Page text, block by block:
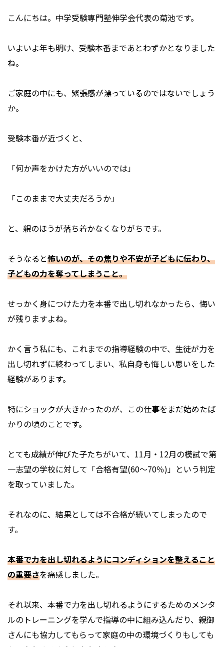
こんにちは。中学受験専門塾伸学会代表の菊池です。
いよいよ年も明け、受験本番まであとわずかとなりました
ね。
ご家庭の中にも、緊張感が漂っているのではないでしょう
か。
受験本番が近づくと、
「何か声をかけた方がいいのでは」
「このままで大丈夫だろうか」
と、親のほうが落ち着かなくなりがちです。
そうなると怖いのが、その焦りや不安が子どもに伝わり、
子どもの力を奪ってしまうこと。
せっかく身につけた力を本番で出し切れなかったら、悔い
が残りますよね。
かく言う私にも、これまでの指導経験の中で、生徒が力を
出し切れずに終わってしまい、私自身も悔しい思いをした
経験があります。
特にショックが大きかったのが、この仕事をまだ始めたば
かりの頃のことです。
とても成績が伸びた子たちがいて、11月・12月の模試で第
一志望の学校に対して「合格有望(60～70％)」という判定
を取っていました。
それなのに、結果としては不合格が続いてしまったので
す。
本番で力を出し切れるようにコンディションを整えること
の重要さを痛感しました。
それ以来、本番で力を出し切れるようにするためのメンタ
ルのトレーニングを学んで指導の中に組み込んだり、親御
さんにも協力してもらって家庭の中の環境づくりもしても